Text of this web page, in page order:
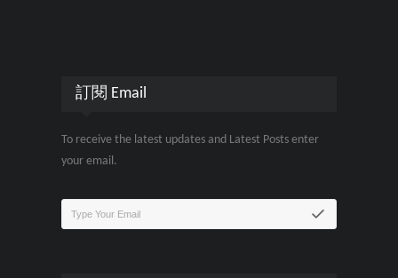
訂閱 Email
To receive the latest updates and Latest Posts enter
your email.